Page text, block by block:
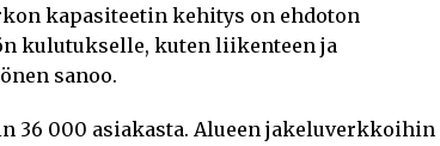
kapasiteetin kehitys on ehdoton
kulutukselle, kuten liikenteen ja
sanoo.
36 000 asiakasta. Alueen jakeluverkkoihin